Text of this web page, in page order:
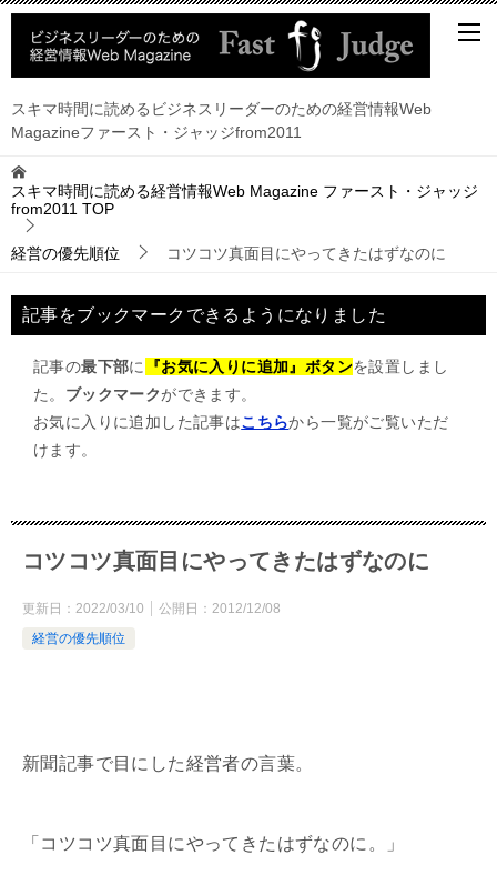
スキマ時間に読めるビジネスリーダーのための経営情報Web
Magazineファースト・ジャッジfrom2011
スキマ時間に読める経営情報Web Magazine ファースト・ジャッジ
from2011 TOP
経営の優先順位 コツコツ真面目にやってきたはずなのに
記事をブックマークできるようになりました
記事の最下部に 『お気に入りに追加』ボタンを設置しまし
た。 ブックマークができます。
お気に入りに追加した記事はこちらから一覧がご覧いただ
けます。
コツコツ真面目にやってきたはずなのに
更新日： 2022/03/10 公開日： 2012/12/08
経営の優先順位
新聞記事で目にした経営者の言葉。
「コツコツ真面目にやってきたはずなのに。」